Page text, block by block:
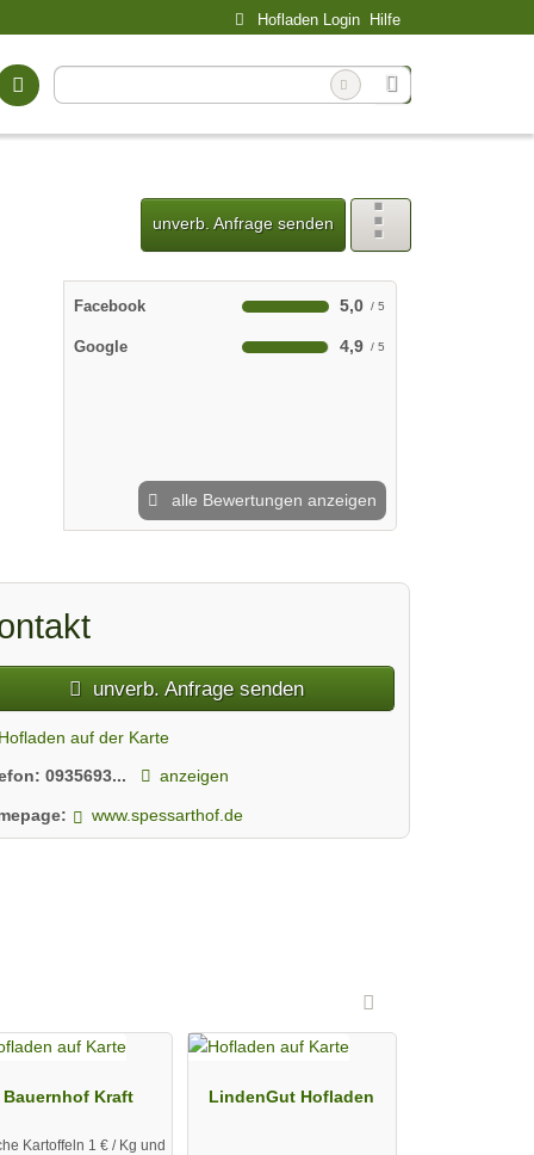
Hofladen Login Hilfe
unverb. Anfrage senden
Facebook 5,0
Google 4,9
alle Bewertungen anzeigen
unverb. Anfrage senden
Hofladen auf der Karte
0935693... anzeigen
www.spessarthof.de
Bauernhof Kraft
Kartoffeln 1 € / Kg und
LindenGut Hofladen